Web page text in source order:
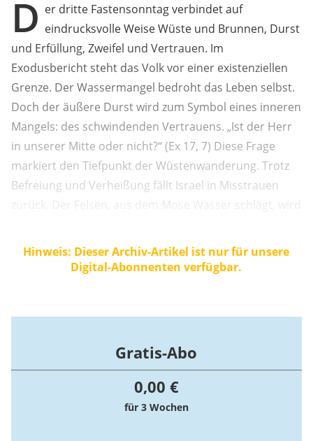
D er dritte Fastensonntag verbindet auf
eindrucksvolle Weise Wüste und Brunnen, Durst
und Erfüllung, Zweifel und Vertrauen. Im
Exodusbericht steht das Volk vor einer existenziellen
Grenze. Der Wassermangel bedroht das Leben selbst.
Doch der äußere Durst wird zum Symbol eines inneren
Mangels: des schwindenden Vertrauens. „Ist der Herr
in unserer Mitte oder nicht?“ (Ex 17, 7) Diese Frage
markiert den Tiefpunkt der Wüstenwanderung. Trotz
Befreiung und Verheißung fällt Israel in Misstrauen
zurück. Der Felsen, aus dem Mose Wasser schlägt, wird
Zweifel.
Hinweis: Dieser Archiv-Artikel ist nur für unsere
Digital-Abonnenten verfügbar.
Gratis-Abo
0,00 €
für 3 Wochen